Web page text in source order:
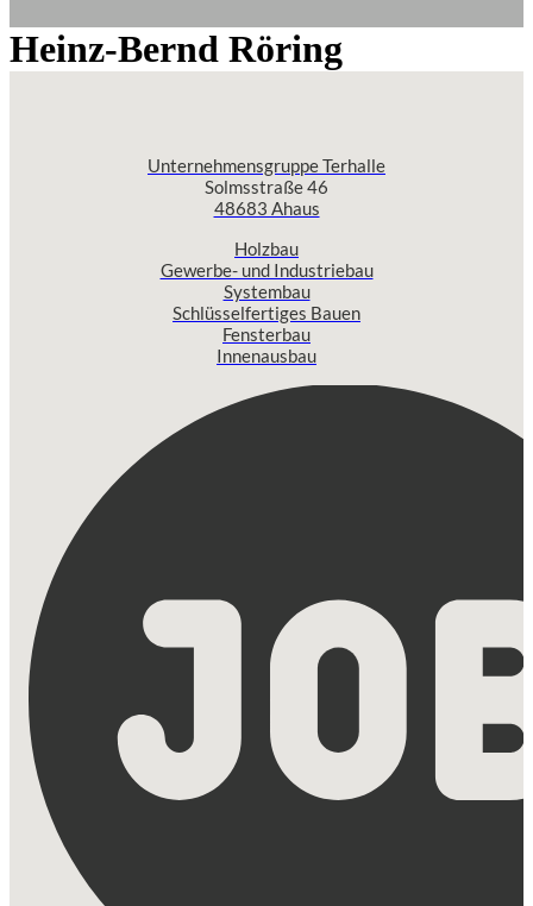
Heinz-Bernd Röring
Unternehmensgruppe Terhalle
Solmsstraße 46
48683 Ahaus
Holzbau
Gewerbe- und Industriebau
Systembau
Schlüsselfertiges Bauen
Fensterbau
Innenausbau